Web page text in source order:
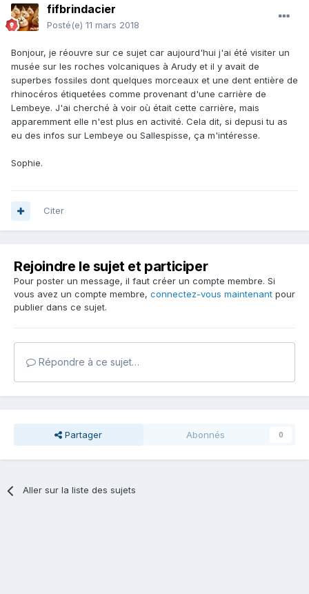
fifbrindacier
Posté(e) 11 mars 2018
Bonjour, je réouvre sur ce sujet car aujourd'hui j'ai été visiter un
musée sur les roches volcaniques à Arudy et il y avait de
superbes fossiles dont quelques morceaux et une dent entière de
rhinocéros étiquetées comme provenant d'une carrière de
Lembeye. J'ai cherché à voir où était cette carrière, mais
apparemment elle n'est plus en activité. Cela dit, si depusi tu as
eu des infos sur Lembeye ou Sallespisse, ça m'intéresse.
Sophie.
Citer
Rejoindre le sujet et participer
Pour poster un message, il faut créer un compte membre. Si
vous avez un compte membre, connectez-vous maintenant pour
publier dans ce sujet.
Répondre à ce sujet…
Partager Abonnés 0
Aller sur la liste des sujets